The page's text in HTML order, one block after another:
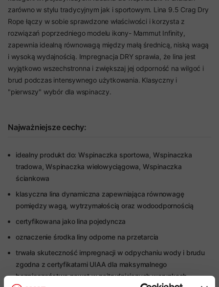
zarówno w stylu tradycyjnym jak i sportowym. Lina 9.5 Crag Dry
Rope łączy w sobie sprawdzone właściwości i korzysta z
rozwiązań poprzedniego modelu ikony- Mammut Infinity,
zapewnia idealną równowagą między małą średnicą, niską wagą
i wysoką wydajnością. Impregnacja DRY sprawia, że lina jest
wyjątkowo wszechstronna i zwiększaj jej odporność na wilgoć i
brud podczas intensywnego użytkowania. Klasyczny i
"pierwszy" wybór dla wspinaczy.
Najważniejsze cechy:
idealny produkt do: Wspinaczka sportowa, Wspinaczka
tradowa, Wspinaczka wielowyciągowa, Wspinaczka
ściankowa
klasyczna lina dynamiczna zapewniająca równowagę
pomiędzy wagą, wytrzymałością oraz wodoodpornością
certyfikowana jako lina pojedyncza
oznaczenie środka liny odporne na przetarcia
trwała skuteczność impregnacji w odpychaniu wody i brudu
zgodna z certyfikatami UIAA dla maksymalnego
bezpieczeństwa nawet w najtrudniejszych warunkach